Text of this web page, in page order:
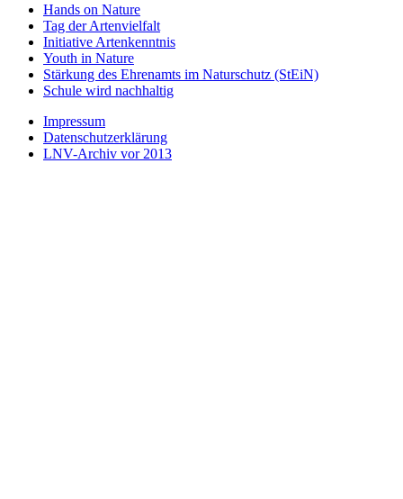
Hands on Nature
Tag der Artenvielfalt
Initiative Artenkenntnis
Youth in Nature
Stärkung des Ehrenamts im Naturschutz (StEiN)
Schule wird nachhaltig
Impressum
Datenschutzerklärung
LNV-Archiv vor 2013